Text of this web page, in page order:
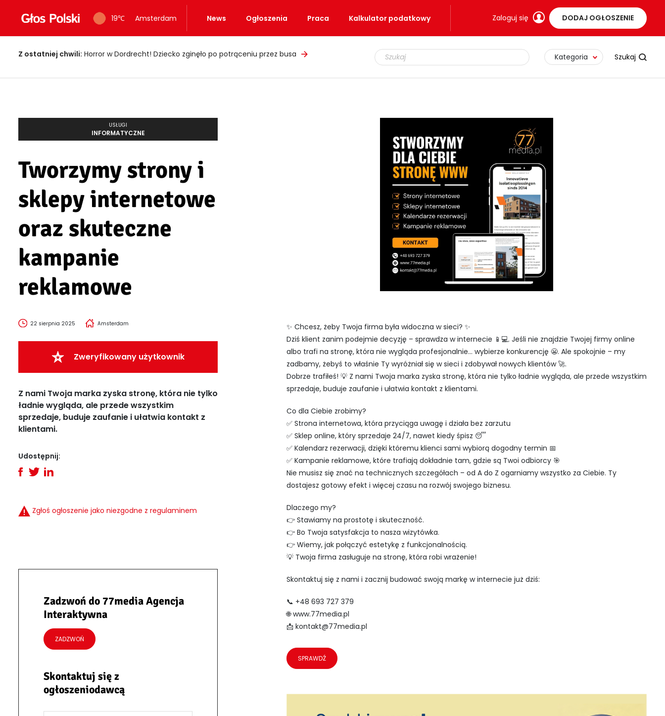
19℃ Amsterdam News Ogłoszenia Praca Kalkulator podatkowy Zaloguj się DODAJ OGŁOSZENIE
Z ostatniej chwili: Horror w Dordrecht! Dziecko zginęło po potrąceniu przez busa Kategoria
USŁUGI
INFORMATYCZNE
Tworzymy strony i
sklepy internetowe
oraz skuteczne
kampanie
reklamowe
22 sierpnia 2025 Amsterdam
Zweryfikowany użytkownik
Z nami Twoja marka zyska stronę, która nie tylko
ładnie wygląda, ale przede wszystkim
sprzedaje, buduje zaufanie i ułatwia kontakt z
klientami.
Udostępnij:
Zgłoś ogłoszenie jako niezgodne z regulaminem
Zadzwoń do 77media Agencja
Interaktywna
ZADZWOŃ
Skontaktuj się z
ogłoszeniodawcą
✨ Chcesz, żeby Twoja firma była widoczna w sieci? ✨
Dziś klient zanim podejmie decyzję – sprawdza w internecie 📱💻. Jeśli nie znajdzie Twojej firmy online
albo trafi na stronę, która nie wygląda profesjonalnie… wybierze konkurencję 😬. Ale spokojnie – my
zadbamy, żebyś to właśnie Ty wyróżniał się w sieci i zdobywał nowych klientów 🚀.
Dobrze trafiłeś! 💡 Z nami Twoja marka zyska stronę, która nie tylko ładnie wygląda, ale przede wszystkim
sprzedaje, buduje zaufanie i ułatwia kontakt z klientami.
Co dla Ciebie zrobimy?
✅ Strona internetowa, która przyciąga uwagę i działa bez zarzutu
✅ Sklep online, który sprzedaje 24/7, nawet kiedy śpisz 😴
✅ Kalendarz rezerwacji, dzięki któremu klienci sami wybiorą dogodny termin 📅
✅ Kampanie reklamowe, które trafiają dokładnie tam, gdzie są Twoi odbiorcy 🎯
Nie musisz się znać na technicznych szczegółach – od A do Z ogarniamy wszystko za Ciebie. Ty
dostajesz gotowy efekt i więcej czasu na rozwój swojego biznesu.
Dlaczego my?
👉 Stawiamy na prostotę i skuteczność.
👉 Bo Twoja satysfakcja to nasza wizytówka.
👉 Wiemy, jak połączyć estetykę z funkcjonalnością.
💡 Twoja firma zasługuje na stronę, która robi wrażenie!
Skontaktuj się z nami i zacznij budować swoją markę w internecie już dziś:
📞 +48 693 727 379
🌐 www.77media.pl
📩 kontakt@77media.pl
SPRAWDŹ